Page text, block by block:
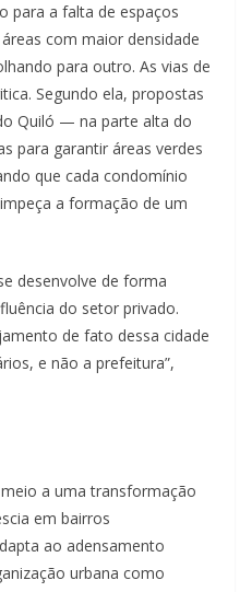
para a falta de espaços
com maior densidade
para outro. As vias de
Segundo ela, propostas
Quiló — na parte alta do
para garantir áreas verdes
que cada condomínio
a formação de um
desenvolve de forma
do setor privado.
de fato dessa cidade
e não a prefeitura”,
a uma transformação
em bairros
ao adensamento
urbana como